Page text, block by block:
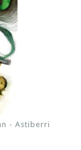
- Astiberri